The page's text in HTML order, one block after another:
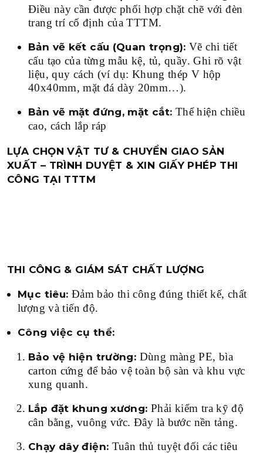
Điều này cần được phối hợp chặt chẽ với đèn
trang trí cố định của TTTM.
Bản vẽ kết cấu (Quan trọng): Vẽ chi tiết
cấu tạo của từng mẫu kệ, tủ, quầy. Ghi rõ vật
liệu, quy cách (ví dụ: Khung thép V hộp
40x40mm, mặt đá dày 20mm…).
Bản vẽ mặt đứng, mặt cắt: Thể hiện chiều
cao, cách lắp ráp
LỰA CHỌN VẬT TƯ & CHUYỂN GIAO SẢN
XUẤT – TRÌNH DUYỆT & XIN GIẤY PHÉP THI
CÔNG TẠI TTTM
THI CÔNG & GIÁM SÁT CHẤT LƯỢNG
Mục tiêu: Đảm bảo thi công đúng thiết kế, chất
lượng và tiến độ.
Công việc cụ thể:
Bảo vệ hiện trường: Dùng màng PE, bìa
carton cứng để bảo vệ toàn bộ sàn và khu vực
xung quanh.
Lắp đặt khung xương: Phải kiểm tra kỹ độ
cân bằng, vuông vức. Đây là bước nền tảng.
Chạy dây điện: Tuân thủ tuyệt đối các tiêu